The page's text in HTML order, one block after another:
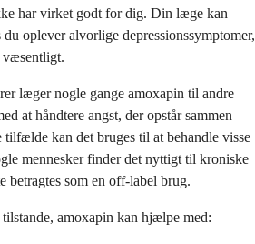
har virket godt for dig. Din læge kan
oplever alvorlige depressionssymptomer,
læger nogle gange amoxapin til andre
at håndtere angst, der opstår sammen
tilfælde kan det bruges til at behandle visse
mennesker finder det nyttigt til kroniske
betragtes som en off-label brug.
amoxapin kan hjælpe med: